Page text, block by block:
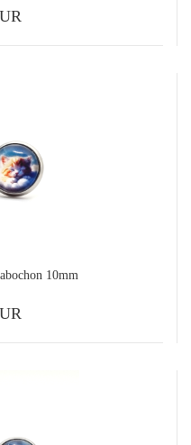
10mm